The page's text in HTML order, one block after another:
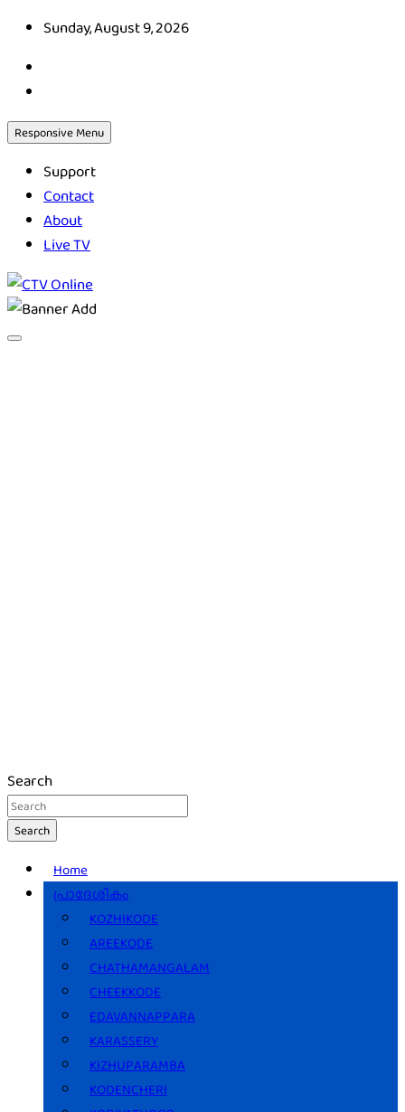
Skip
content
Sunday, August 9, 2026
Responsive Menu
Support
Contact
About
Live TV
CTV Online
Search
Search
Home
പ്രാദേശികം
KOZHIKODE
AREEKODE
CHATHAMANGALAM
CHEEKKODE
EDAVANNAPPARA
KARASSERY
KIZHUPARAMBA
KODENCHERI